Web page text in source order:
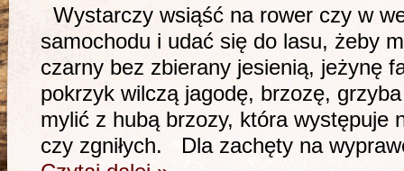
Wystarczy wsiąść na rower czy w
samochodu i udać się do lasu, żeby
czarny bez zbierany jesienią, jeżynę
pokrzyk wilczą jagodę, brzozę,
mylić z hubą brzozy, która występuje
czy zgniłych. Dla zachęty na